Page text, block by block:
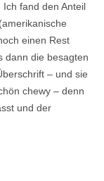
fand den Anteil
einen Rest
dann die besagten
– und sie
chewy – denn
und der